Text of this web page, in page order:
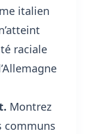
italien
raciale
Montrez
communs